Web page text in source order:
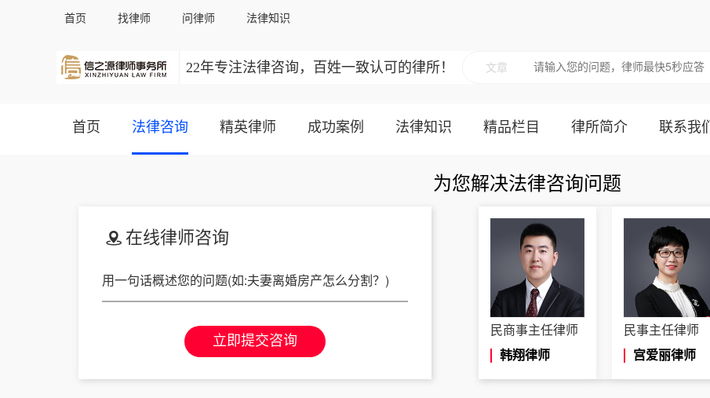
首页 找律师 问律师 法律知识
22年专注法律咨询，百姓一致认可的律所！ 文章
首页 法律咨询 精英律师 成功案例 法律知识 精品栏目 律所简介 联系我们
为您解决法律咨询问题
在线律师咨询
立即提交咨询
民商事主任律师
韩翔律师
民事主任律师
宫爱丽律师